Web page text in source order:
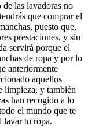
las lavadoras no
que comprar el
puesto que,
prestaciones, y sin
servirá porque el
de ropa y por lo
anteriormente
aquellos
limpieza, y también
han recogido a lo
el mundo que te
lavar tu ropa.